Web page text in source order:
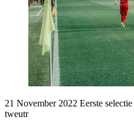
21 November 2022 Eerste selectie
tweutr